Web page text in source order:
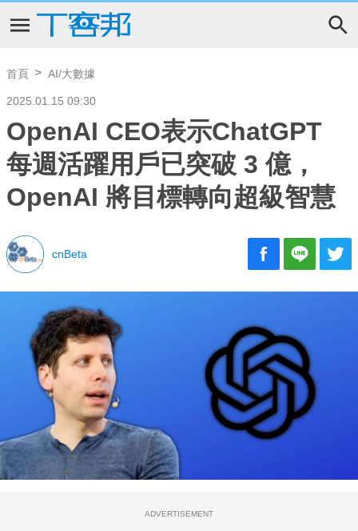
首頁 AI/大數據
2025.01.15 09:30
OpenAI CEO表示ChatGPT
每週活躍用戶已突破 3 億，
OpenAI 將目標轉向超級智慧
cnBeta
ADVERTISEMENT